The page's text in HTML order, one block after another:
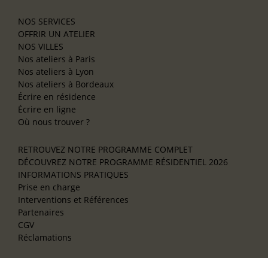
NOS SERVICES
OFFRIR UN ATELIER
NOS VILLES
Nos ateliers à Paris
Nos ateliers à Lyon
Nos ateliers à Bordeaux
Écrire en résidence
Écrire en ligne
Où nous trouver ?
RETROUVEZ NOTRE PROGRAMME COMPLET
DÉCOUVREZ NOTRE PROGRAMME RÉSIDENTIEL 2026
INFORMATIONS PRATIQUES
Prise en charge
Interventions et Références
Partenaires
CGV
Réclamations